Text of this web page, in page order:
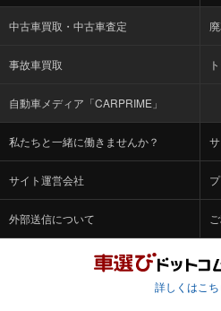
中古車買取・中古車査定
事故車買取
自動車メディア「CARPRIME」
私たちと一緒に働きませんか？
サイト運営会社
外部送信について
詳しくはこち